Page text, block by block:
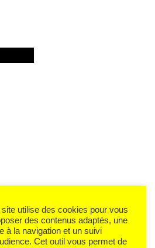
site utilise des cookies pour vous
des contenus adaptés, une
à la navigation et un suivi
Cet outil vous permet de